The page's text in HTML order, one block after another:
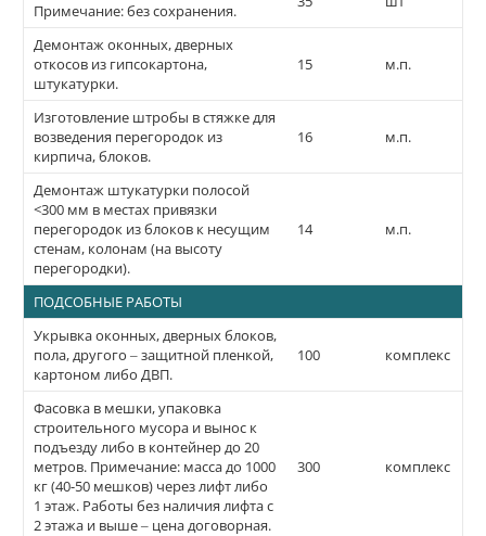
Примечание: без сохранения.
Демонтаж оконных, дверных
откосов из гипсокартона,
штукатурки.
15 м.п.
Изготовление штробы в стяжке для
возведения перегородок из
кирпича, блоков.
16 м.п.
Демонтаж штукатурки полосой
<300 мм в местах привязки
перегородок из блоков к несущим
стенам, колонам (на высоту
перегородки).
14 м.п.
ПОДСОБНЫЕ РАБОТЫ
Укрывка оконных, дверных блоков,
пола, другого – защитной пленкой,
картоном либо ДВП.
100 комплекс
Фасовка в мешки, упаковка
строительного мусора и вынос к
подъезду либо в контейнер до 20
метров. Примечание: масса до 1000
кг (40-50 мешков) через лифт либо
1 этаж. Работы без наличия лифта с
2 этажа и выше – цена договорная.
300 комплекс